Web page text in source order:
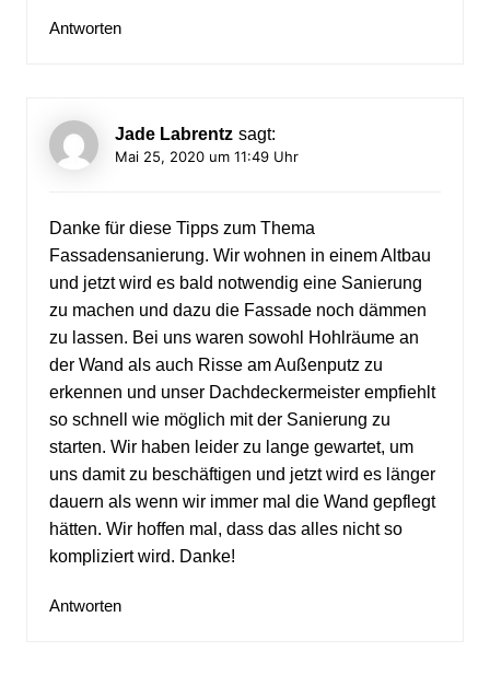
Antworten
Jade Labrentz sagt:
Mai 25, 2020 um 11:49 Uhr
Danke für diese Tipps zum Thema
Fassadensanierung. Wir wohnen in einem Altbau
und jetzt wird es bald notwendig eine Sanierung
zu machen und dazu die Fassade noch dämmen
zu lassen. Bei uns waren sowohl Hohlräume an
der Wand als auch Risse am Außenputz zu
erkennen und unser Dachdeckermeister empfiehlt
so schnell wie möglich mit der Sanierung zu
starten. Wir haben leider zu lange gewartet, um
uns damit zu beschäftigen und jetzt wird es länger
dauern als wenn wir immer mal die Wand gepflegt
hätten. Wir hoffen mal, dass das alles nicht so
kompliziert wird. Danke!
Antworten